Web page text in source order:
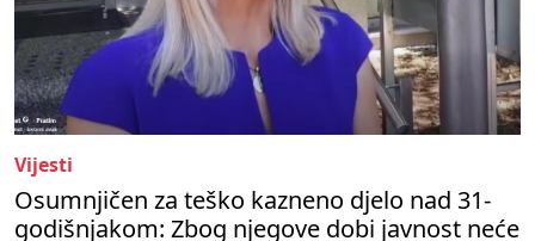
Vijesti
Osumnjičen za teško kazneno djelo nad 31-
godišnjakom: Zbog njegove dobi javnost neće